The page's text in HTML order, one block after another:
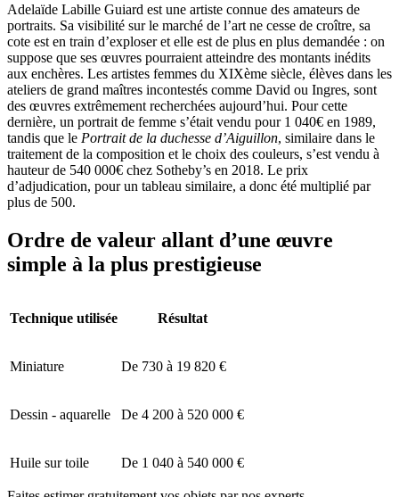
Adelaïde Labille Guiard est une artiste connue des amateurs de
portraits. Sa visibilité sur le marché de l’art ne cesse de croître, sa
cote est en train d’exploser et elle est de plus en plus demandée : on
suppose que ses œuvres pourraient atteindre des montants inédits
aux enchères. Les artistes femmes du XIXème siècle, élèves dans les
ateliers de grand maîtres incontestés comme David ou Ingres, sont
des œuvres extrêmement recherchées aujourd’hui. Pour cette
dernière, un portrait de femme s’était vendu pour 1 040€ en 1989,
tandis que le Portrait de la duchesse d’Aiguillon, similaire dans le
traitement de la composition et le choix des couleurs, s’est vendu à
hauteur de 540 000€ chez Sotheby’s en 2018. Le prix
d’adjudication, pour un tableau similaire, a donc été multiplié par
plus de 500.
Ordre de valeur allant d’une œuvre
simple à la plus prestigieuse
Technique utilisée Résultat
Miniature De 730 à 19 820 €
Dessin - aquarelle De 4 200 à 520 000 €
Huile sur toile De 1 040 à 540 000 €